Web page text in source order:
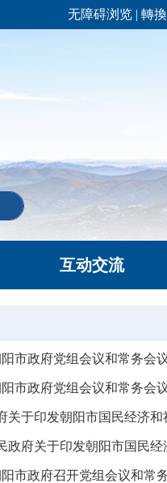
无障碍浏览 | 轉
互动交流
市政府党组会议和常务会
市政府党组会议和常务会
市国民经济和社会发展第十五个五年规划纲
阳市国民经济和社会发展第十五个五年规划纲
市政府召开党组会议和常